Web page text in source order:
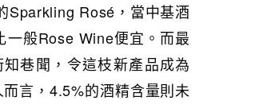
Sparkling Rosé，當中基酒
般Rose Wine便宜。而最
巷聞，令這枝新產品成為
言，4.5%的酒精含量則未